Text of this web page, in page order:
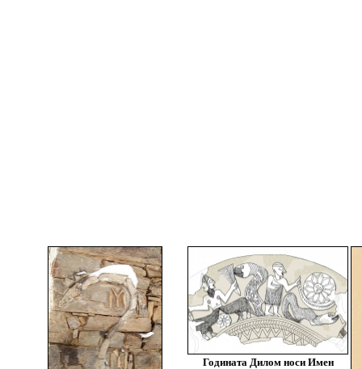
Годината Дилом носи Имен